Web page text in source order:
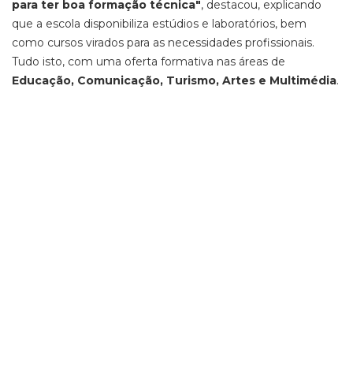
para ter boa formação técnica", destacou, explicando
que a escola disponibiliza estúdios e laboratórios, bem
como cursos virados para as necessidades profissionais.
Tudo isto, com uma oferta formativa nas áreas de
Educação, Comunicação, Turismo, Artes e Multimédia.